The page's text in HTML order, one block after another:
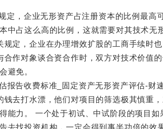
，企业无形资产占注册资本的比例最高
中占这么高的比例，这就需要对其技术无
，企业在办理增效扩股的工商手续时也
对象谈合资合作时，双方对技术价值的
避免。
打水漂，他们对项目的筛选极其慎重
能力。 一个处于初试、中试阶段的项目
去找投资机构，一定会得到事半功倍的效